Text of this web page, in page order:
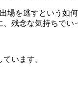
を逃すという如
残念な気持ちでい
います。